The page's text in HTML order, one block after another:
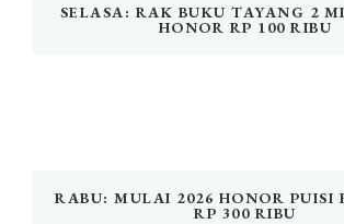
SELASA: RAK BUKU TAYANG 2
HONOR RP 100 RIBU
RABU: MULAI 2026 HONOR PUISI
RP 300 RIBU